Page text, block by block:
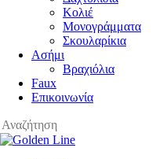
Κολιέ
Μονογράμματα
Σκουλαρίκια
Ασήμι
Βραχιόλια
Faux
Επικοινωνία